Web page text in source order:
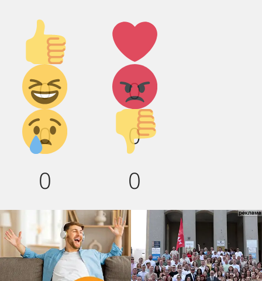
Палец
вверх!
0
Лайк!
0
Дикий
смех!
0
Агрессия!
0
Грусть :(
0
Палец
вниз!
0